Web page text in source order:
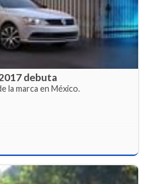
debuta
la marca en México.